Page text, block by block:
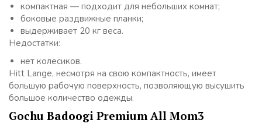
компактная — подходит для небольших комнат;
боковые раздвижные планки;
выдерживает 20 кг веса.
Недостатки:
нет колесиков.
Hitt Lange, несмотря на свою компактность, имеет
большую рабочую поверхность, позволяющую высушить
большое количество одежды.
Gochu Badoogi Premium All Mom3